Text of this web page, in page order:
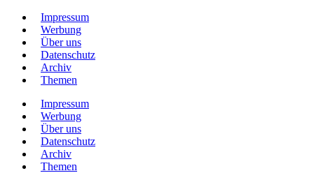
Impressum
Werbung
Über uns
Datenschutz
Archiv
Themen
Impressum
Werbung
Über uns
Datenschutz
Archiv
Themen